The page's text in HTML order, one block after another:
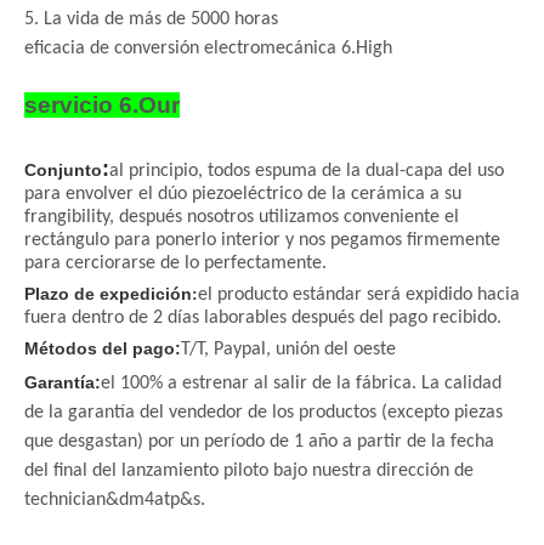
5. La vida de más de 5000 horas
eficacia de conversión electromecánica 6.High
servicio 6.Our
Conjunto:al principio, todos espuma de la dual-capa del uso
para envolver el dúo piezoeléctrico de la cerámica a su
frangibility, después nosotros utilizamos conveniente el
rectángulo para ponerlo interior y nos pegamos firmemente
para cerciorarse de lo perfectamente.
Plazo de expedición:el producto estándar será expidido hacia
fuera dentro de 2 días laborables después del pago recibido.
Métodos del pago: T/T, Paypal, unión del oeste
Garantía:el 100% a estrenar al salir de la fábrica. La calidad
de la garantía del vendedor de los productos (excepto piezas
que desgastan) por un período de 1 año a partir de la fecha
del final del lanzamiento piloto bajo nuestra dirección de
technician&dm4atp&s.